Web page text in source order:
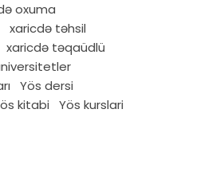
oxuma
xaricdə təhsil
xaricdə təqaüdlü
Yös dersi
kitabi
Yös kurslari